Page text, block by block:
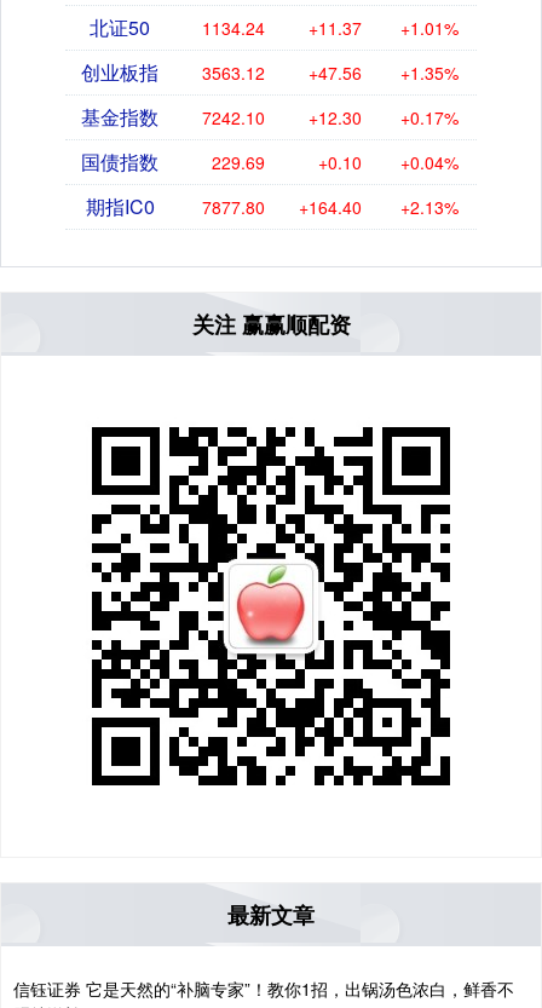
北证50 1134.24 +11.37 +1.01%
创业板指 3563.12 +47.56 +1.35%
基金指数 7242.10 +12.30 +0.17%
国债指数 229.69 +0.10 +0.04%
期指IC0 7877.80 +164.40 +2.13%
关注 赢赢顺配资
最新文章
信钰证券 它是天然的“补脑专家”！教你1招，出锅汤色浓白，鲜香不